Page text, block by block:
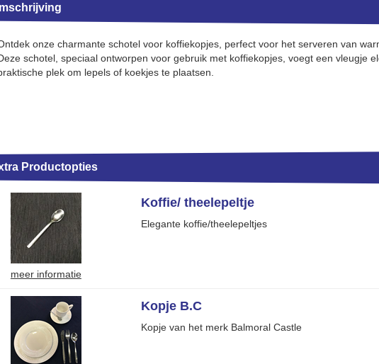
onze charmante schotel voor koffiekopjes, perfect voor het serveren van
schotel, speciaal ontworpen voor gebruik met koffiekopjes, voegt een vleugje
plek om lepels of koekjes te plaatsen.
Productopties
meer informatie
Koffie/ theelepeltje
Elegante koffie/theelepeltjes
Kopje B.C
Kopje van het merk Balmoral Castle